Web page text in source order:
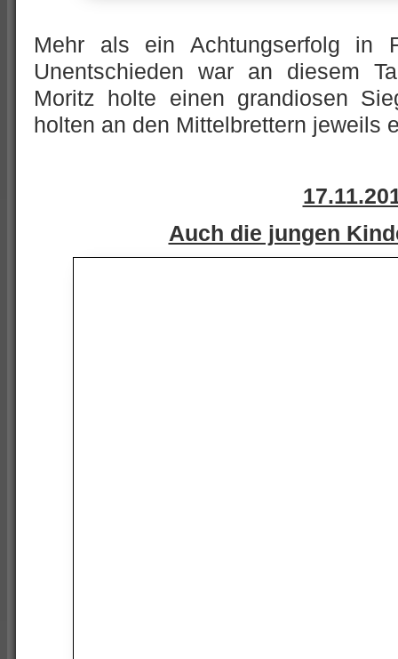
Mehr als ein Achtungserfolg
Unentschieden war an diesem
Moritz holte einen grandiosen
holten an den Mittelbrettern jeweils
Auch die jungen